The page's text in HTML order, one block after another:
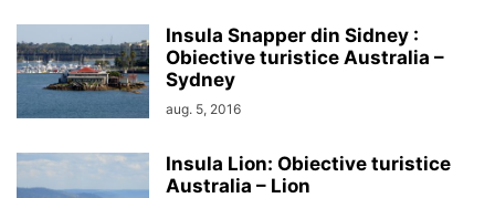
Insula Snapper din Sidney :
Obiective turistice Australia –
Sydney
aug. 5, 2016
Insula Lion: Obiective turistice
Australia – Lion